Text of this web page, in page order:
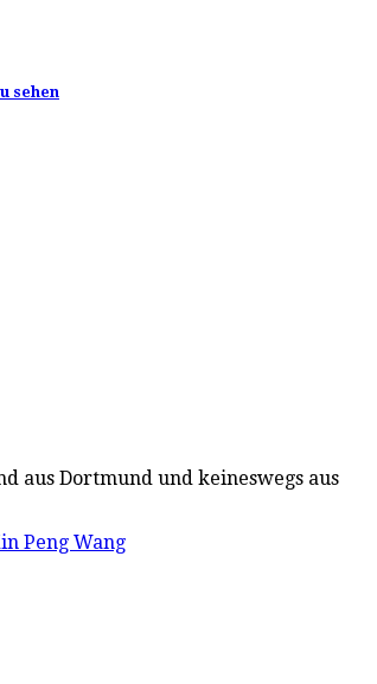
sehen
aus Dortmund und keineswegs aus
Peng Wang